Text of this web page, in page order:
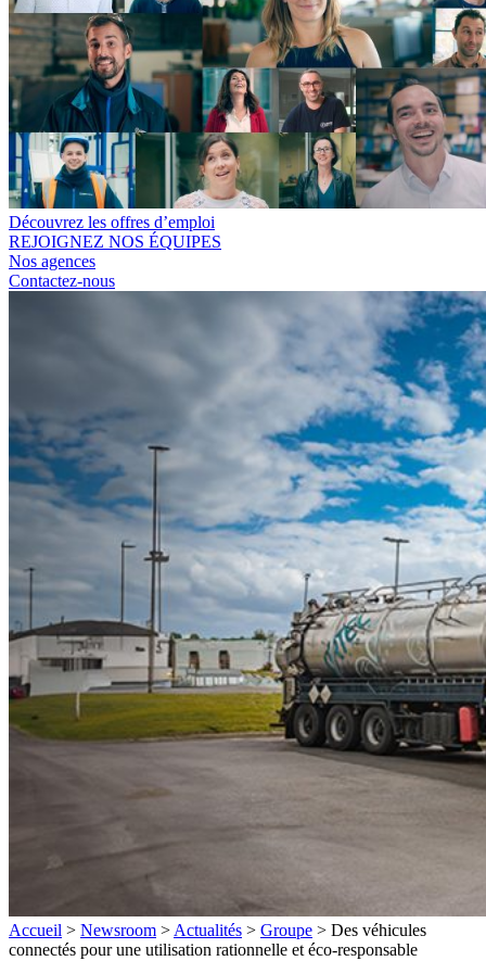
Découvrez les offres d’emploi
REJOIGNEZ NOS ÉQUIPES
Nos agences
Contactez-nous
Accueil > Newsroom > Actualités > Groupe > Des véhicules
connectés pour une utilisation rationnelle et éco-responsable